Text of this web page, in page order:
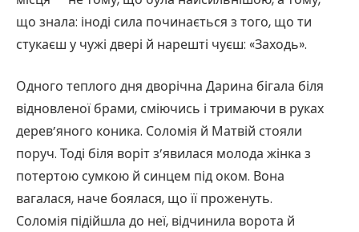
що знала: іноді сила починається з того, що ти
стукаєш у чужі двері й нарешті чуєш: «Заходь».
Одного теплого дня дворічна Дарина бігала біля
відновленої брами, сміючись і тримаючи в руках
дерев’яного коника. Соломія й Матвій стояли
поруч. Тоді біля воріт з’явилася молода жінка з
потертою сумкою й синцем під оком. Вона
вагалася, наче боялася, що її проженуть.
Соломія підійшла до неї, відчинила ворота й